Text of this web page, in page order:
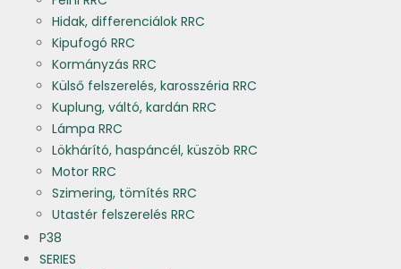
Hidak, differenciálok RRC
Kipufogó RRC
Kormányzás RRC
Külső felszerelés, karosszéria RRC
Kuplung, váltó, kardán RRC
Lámpa RRC
Lökhárító, haspáncél, küszöb RRC
Motor RRC
Szimering, tömítés RRC
Utastér felszerelés RRC
P38
SERIES